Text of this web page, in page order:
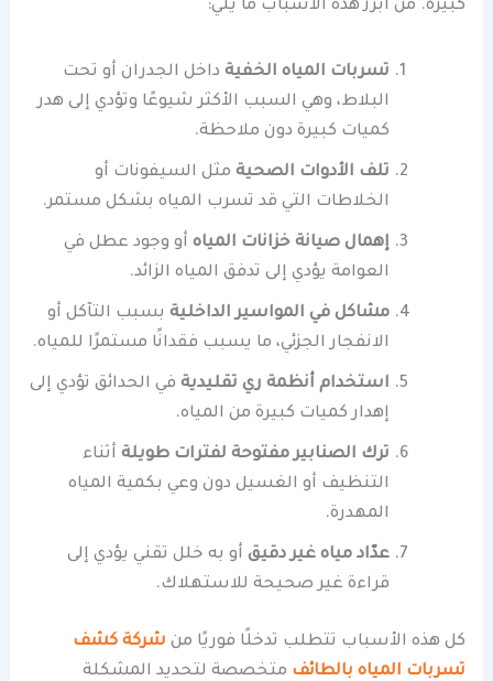
كبيرة. من أبرز هذه الأسباب ما يلي:
تسربات المياه الخفية داخل الجدران أو تحت
البلاط، وهي السبب الأكثر شيوعًا وتؤدي إلى هدر
كميات كبيرة دون ملاحظة.
تلف الأدوات الصحية مثل السيفونات أو
الخلاطات التي قد تسرب المياه بشكل مستمر.
إهمال صيانة خزانات المياه أو وجود عطل في
العوامة يؤدي إلى تدفق المياه الزائد.
مشاكل في المواسير الداخلية بسبب التآكل أو
الانفجار الجزئي، ما يسبب فقدانًا مستمرًا للمياه.
استخدام أنظمة ري تقليدية في الحدائق تؤدي إلى
إهدار كميات كبيرة من المياه.
ترك الصنابير مفتوحة لفترات طويلة أثناء
التنظيف أو الغسيل دون وعي بكمية المياه
المهدرة.
عدّاد مياه غير دقيق أو به خلل تقني يؤدي إلى
قراءة غير صحيحة للاستهلاك.
كل هذه الأسباب تتطلب تدخلًا فوريًا من شركة كشف
تسربات المياه بالطائف متخصصة لتحديد المشكلة